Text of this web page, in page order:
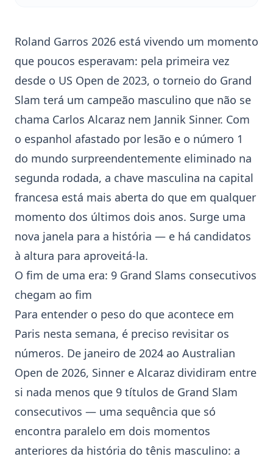
Roland Garros 2026 está vivendo um momento
que poucos esperavam: pela primeira vez
desde o US Open de 2023, o torneio do Grand
Slam terá um campeão masculino que não se
chama Carlos Alcaraz nem Jannik Sinner. Com
o espanhol afastado por lesão e o número 1
do mundo surpreendentemente eliminado na
segunda rodada, a chave masculina na capital
francesa está mais aberta do que em qualquer
momento dos últimos dois anos. Surge uma
nova janela para a história — e há candidatos
à altura para aproveitá-la.
O fim de uma era: 9 Grand Slams consecutivos
chegam ao fim
Para entender o peso do que acontece em
Paris nesta semana, é preciso revisitar os
números. De janeiro de 2024 ao Australian
Open de 2026, Sinner e Alcaraz dividiram entre
si nada menos que 9 títulos de Grand Slam
consecutivos — uma sequência que só
encontra paralelo em dois momentos
anteriores da história do tênis masculino: a